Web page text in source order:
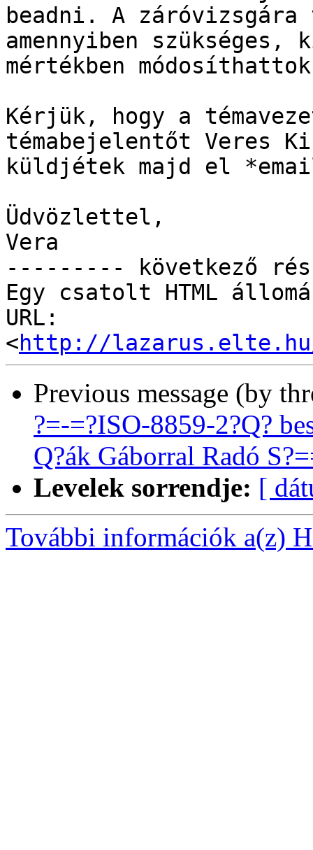
beadni. A
amennyiben szükséges,
mértékben
Kérjük, hogy a
témabejelentőt Veres
küldjétek majd el
Üdvözlettel,
Vera
--------- következő
Egy csatolt HTML
URL:
<http://lazarus.elte.hu/
Previous message (by
?=-=?ISO-8859-2?Q?
Q?ák Gáborral Radó
Levelek sorrendje: [
További információk a(z)